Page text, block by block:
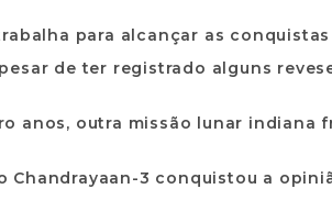
para alcançar as
de ter registrado alguns
anos, outra missão lunar indiana
Chandrayaan-3 conquistou a